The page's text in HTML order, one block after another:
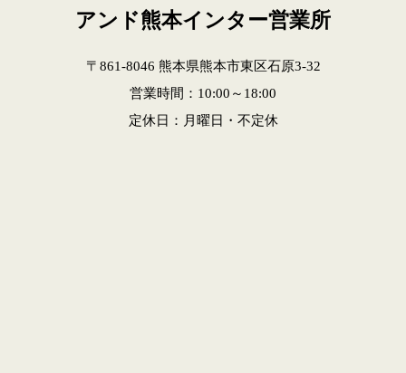
アンド熊本インター営業所
〒861-8046 熊本県熊本市東区石原3-32
営業時間：10:00～18:00
定休日：月曜日・不定休